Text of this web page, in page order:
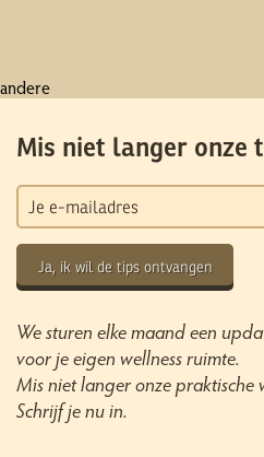
andere
Mis niet langer onze
Ja, ik wil de tips ontvangen
We sturen elke maand een
voor je eigen wellness ruimte.
Mis niet langer onze praktische
Schrijf je nu in.